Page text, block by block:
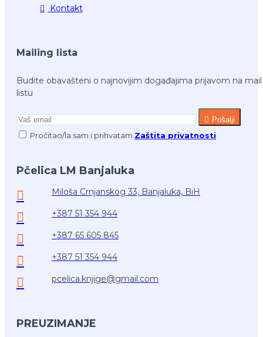
Kontakt
Mailing lista
Budite obavašteni o najnovijim događajima prijavom na mail
listu
Pošalji
Pročitao/la sam i prihvatam Zaštita privatnosti
Pčelica LM Banjaluka
Miloša Crnjanskog 33, Banjaluka, BiH
+387 51 354 944
+387 65 605 845
+387 51 354 944
pcelica.knjige@gmail.com
PREUZIMANJE